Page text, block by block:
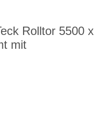
Rolltor 5500 x
mit